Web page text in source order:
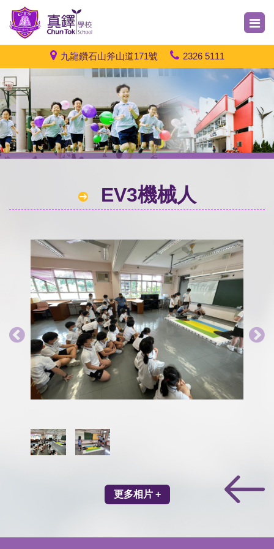
九龍鑽石山斧山道171號 2326 5111
EV3機械人
更多相片 +